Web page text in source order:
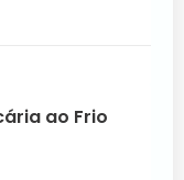
ao Frio